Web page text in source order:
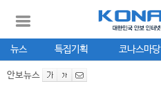
뉴스 특집기획 코나스마당
안보뉴스